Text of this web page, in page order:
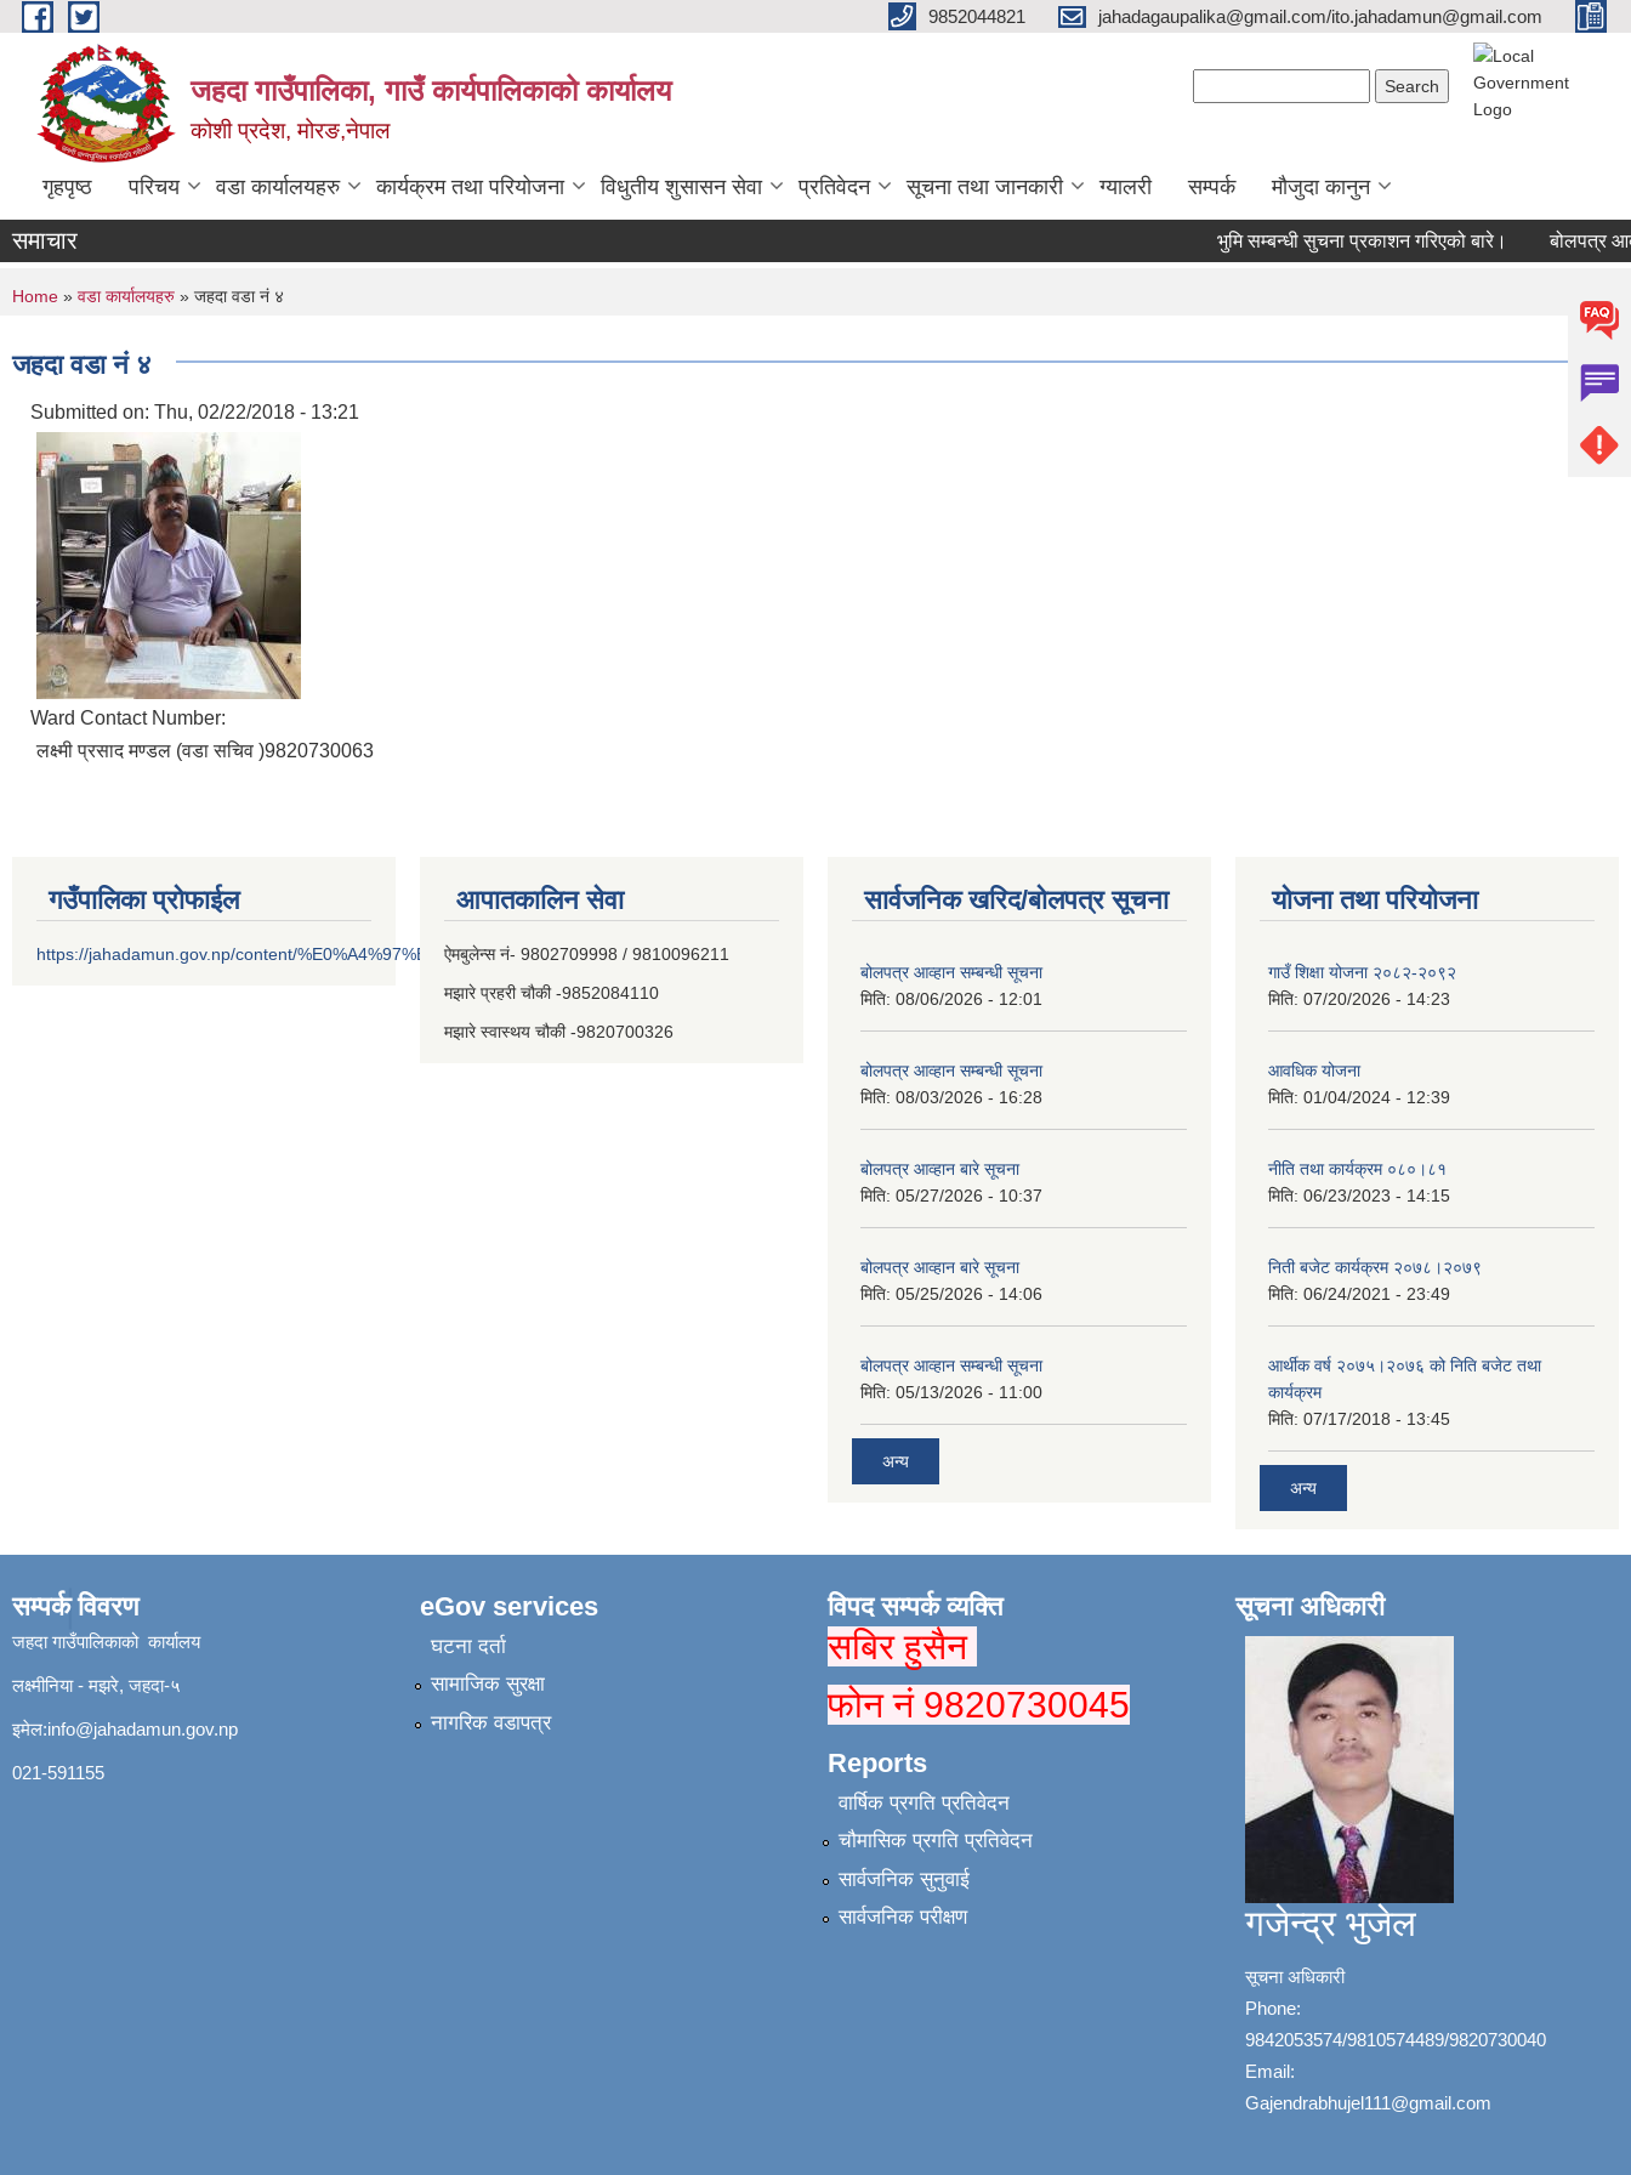
Skip to main content 9852044821 jahadagaupalika@gmail.com/ito.jahadamun@gmail.com
जहदा गाउँपालिका, गाउँ कार्यपालिकाको कार्यालय
कोशी प्रदेश, मोरङ,नेपाल
गृहपृष्ठ परिचय वडा कार्यालयहरु कार्यक्रम तथा परियोजना विधुतीय शुसासन सेवा प्रतिवेदन सूचना तथा जानकारी ग्यालरी सम्पर्क मौजुदा कानुन
समाचार भुमि सम्बन्धी सुचना प्रकाशन गरिएको बारे। बोलपत्र
You are here
Home » वडा कार्यालयहरु » जहदा वडा नं ४
जहदा वडा नं ४
Submitted on: Thu, 02/22/2018 - 13:21
Ward Contact Number:
लक्ष्मी प्रसाद मण्डल (वडा सचिव )9820730063
गउँपालिका प्रोफाईल
https://jahadamun.gov.np/content/%E0%A4%97%E0%A4%89%E0%A4%81%E0%A4%AA%E0...
आपातकालिन सेवा
ऐमबुलेन्स नं- 9802709998 / 9810096211
मझारे प्रहरी चौकी -9852084110
मझारे स्वास्थय चौकी -9820700326
सार्वजनिक खरिद/बोलपत्र सूचना
बोलपत्र आव्हान सम्बन्धी सूचना
मिति: 08/06/2026 - 12:01
बोलपत्र आव्हान सम्बन्धी सूचना
मिति: 08/03/2026 - 16:28
बोलपत्र आव्हान बारे सूचना
मिति: 05/27/2026 - 10:37
बोलपत्र आव्हान बारे सूचना
मिति: 05/25/2026 - 14:06
बोलपत्र आव्हान सम्बन्धी सूचना
मिति: 05/13/2026 - 11:00
अन्य
योजना तथा परियोजना
गाउँ शिक्षा योजना २०८२-२०९२
मिति: 07/20/2026 - 14:23
आवधिक योजना
मिति: 01/04/2024 - 12:39
नीति तथा कार्यक्रम ०८०।८१
मिति: 06/23/2023 - 14:15
निती बजेट कार्यक्रम २०७८।२०७९
मिति: 06/24/2021 - 23:49
आर्थीक वर्ष २०७५।२०७६ को निति बजेट तथा
कार्यक्रम
मिति: 07/17/2018 - 13:45
अन्य
सम्पर्क विवरण
जहदा गाउँपालिकाको कार्यालय
लक्ष्मीनिया - मझरे, जहदा-५
इमेल:info@jahadamun.gov.np
021-591155
eGov services
घटना दर्ता
सामाजिक सुरक्षा
नागरिक वडापत्र
विपद सम्पर्क व्यक्ति
सबिर हुसैन
फोन नं 9820730045
Reports
वार्षिक प्रगति प्रतिवेदन
चौमासिक प्रगति प्रतिवेदन
सार्वजनिक सुनुवाई
सार्वजनिक परीक्षण
सूचना अधिकारी
गजेन्द्र भुजेल
सूचना अधिकारी
Phone:
9842053574/9810574489/9820730040
Email:
Gajendrabhujel111@gmail.com